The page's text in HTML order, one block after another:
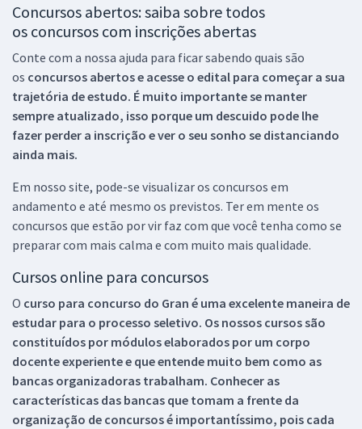
Concursos abertos: saiba sobre todos
os concursos com inscrições abertas
Conte com a nossa ajuda para ficar sabendo quais são
os concursos abertos e acesse o edital para começar a sua
trajetória de estudo. É muito importante se manter
sempre atualizado, isso porque um descuido pode lhe
fazer perder a inscrição e ver o seu sonho se distanciando
ainda mais.
Em nosso site, pode-se visualizar os concursos em
andamento e até mesmo os previstos. Ter em mente os
concursos que estão por vir faz com que você tenha como se
preparar com mais calma e com muito mais qualidade.
Cursos online para concursos
O curso para concurso do Gran é uma excelente maneira de
estudar para o processo seletivo. Os nossos cursos são
constituídos por módulos elaborados por um corpo
docente experiente e que entende muito bem como as
bancas organizadoras trabalham. Conhecer as
características das bancas que tomam a frente da
organização de concursos é importantíssimo, pois cada